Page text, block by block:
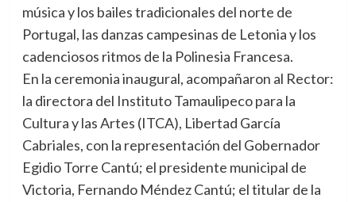
música y los bailes tradicionales del norte de
Portugal, las danzas campesinas de Letonia y los
cadenciosos ritmos de la Polinesia Francesa.
En la ceremonia inaugural, acompañaron al Rector:
la directora del Instituto Tamaulipeco para la
Cultura y las Artes (ITCA), Libertad García
Cabriales, con la representación del Gobernador
Egidio Torre Cantú; el presidente municipal de
Victoria, Fernando Méndez Cantú; el titular de la